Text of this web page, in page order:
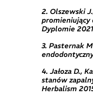
2. Olszewski
promieniujący
Dyplomie
3. Pasternak
4. Jałoza D.,
stanów
Herbalism